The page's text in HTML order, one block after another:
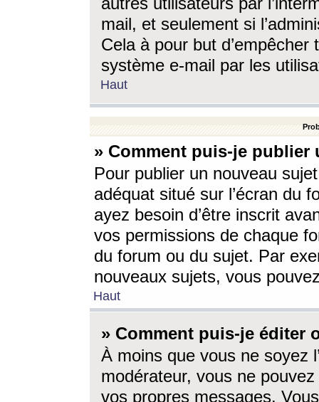
mail, et seulement si
Cela à pour but
système e-mail par les
Haut
» Comment puis-je
Pour publier un nouveau
adéquat situé sur l’écran du
ayez besoin d’être inscrit
vos permissions de chaque
du forum ou du sujet. Par
nouveaux sujets, vous
Haut
» Comment puis-je éditer
À moins que vous ne soyez
modérateur, vous ne
vos propres messages.